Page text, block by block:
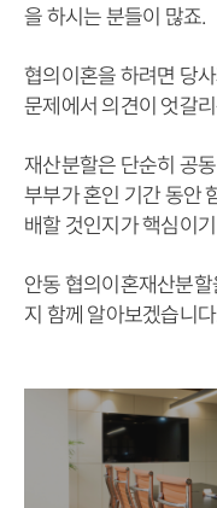
을 하시는 분들이 많죠.
협의이혼을 하려면 당
문제에서 의견이 엇갈
재산분할은 단순히 공
부부가 혼인 기간 동안
배할 것인지가 핵심이
안동 협의이혼재산분
지 함께 알아보겠습니